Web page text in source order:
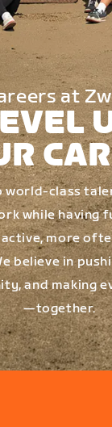
at
class
while having
more
believe in
and making
—together.